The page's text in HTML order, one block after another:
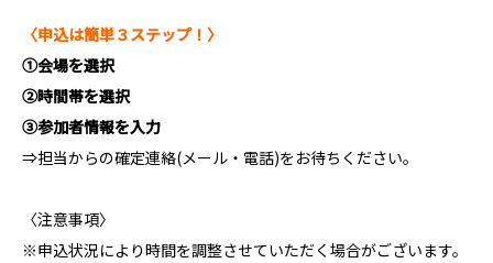
〈申込は簡単３ステップ！〉
①会場を選択
②時間帯を選択
③参加者情報を入力
⇒担当からの確定連絡(メール・電話)をお待ちください。
〈注意事項〉
※申込状況により時間を調整させていただく場合がございます。